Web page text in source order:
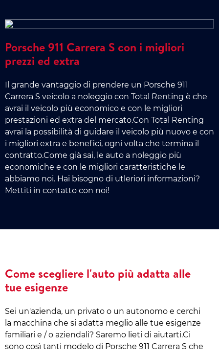
Porsche 911 Carrera S con i migliori
prezzi ed extra
Il grande vantaggio di prendere un Porsche 911
Carrera S veicolo a noleggio con Total Renting è che
avrai il veicolo più economico e con le migliori
prestazioni ed extra del mercato.Con Total Renting
avrai la possibilità di guidare il veicolo più nuovo e con
i migliori extra e benefici, ogni volta che termina il
contratto.Come già sai, le auto a noleggio più
economiche e con le migliori caratteristiche le
abbiamo noi. Hai bisogno di utleriori informazioni?
Mettiti in contatto con noi!
Come scegliere l'auto più adatta alle
tue esigenze
Sei un'azienda, un privato o un autonomo e cerchi
la macchina che si adatta meglio alle tue esigenze
familiari e / o aziendali? Saremo lieti di aiutarti.Ci
sono così tanti modelo di Porsche 911 Carrera S che